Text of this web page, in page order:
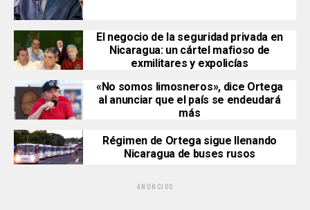
El negocio de la seguridad privada en
Nicaragua: un cártel mafioso de
exmilitares y expolicías
«No somos limosneros», dice Ortega
al anunciar que el país se endeudará
más
Régimen de Ortega sigue llenando
Nicaragua de buses rusos
ANUNCIOS